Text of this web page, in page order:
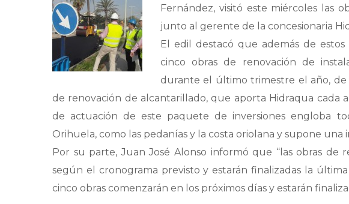
Fernández, visitó este miércoles las
junto al gerente de la concesionaria
El edil destacó que además de
cinco obras de renovación de
durante el último trimestre el año,
de renovación de alcantarillado, que aporta Hidraqua cada
de actuación de este paquete de inversiones engloba
Orihuela, como las pedanías y la costa oriolana y supone una
Por su parte, Juan José Alonso informó que “las obras de
según el cronograma previsto y estarán finalizadas la
cinco obras comenzarán en los próximos días y estarán